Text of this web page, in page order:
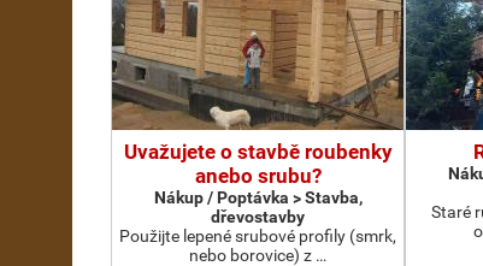
Uvažujete o stavbě roubenky
anebo srubu?
Nákup / Poptávka > Stavba,
dřevostavby
Použijte lepené srubové profily (smrk,
nebo borovice) z …
Staré